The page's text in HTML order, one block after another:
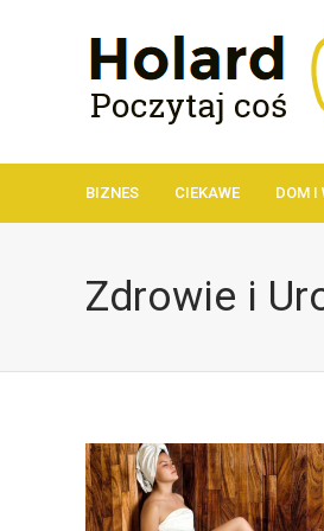
BIZNES CIEKAWE DOM I
Zdrowie i